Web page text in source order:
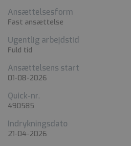
Ansættelsesform
Fast ansættelse
Ugentlig arbejdstid
Fuld tid
Ansættelsens start
01-08-2026
Quick-nr.
490585
Indrykningsdato
21-04-2026